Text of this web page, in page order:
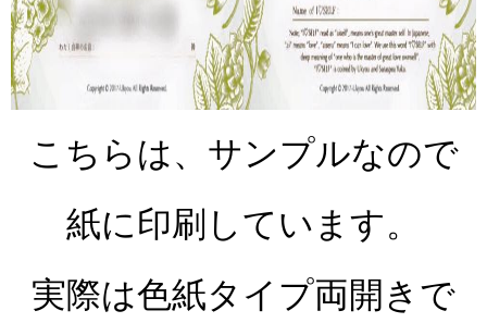
こちらは、サンプルなので
紙に印刷しています。
実際は色紙タイプ両開きで